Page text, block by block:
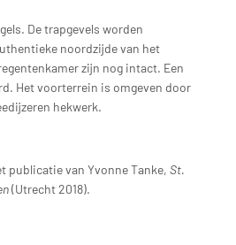
De trapgevels worden
noordzijde van het
zijn nog intact. Een
Het voorterrein is omgeven door
hekwerk.
publicatie van Yvonne Tanke, St.
(Utrecht 2018).